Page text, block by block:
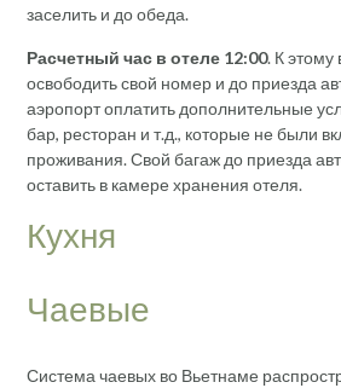
заселить и до обеда.
Расчетный час в отеле 12:00. К
освободить свой номер и до приезда
аэропорт оплатить дополнительные
бар, ресторан и т.д., которые не были
проживания. Свой багаж до приезда
оставить в камере хранения отеля.
Кухня
Чаевые
Система чаевых во Вьетнаме